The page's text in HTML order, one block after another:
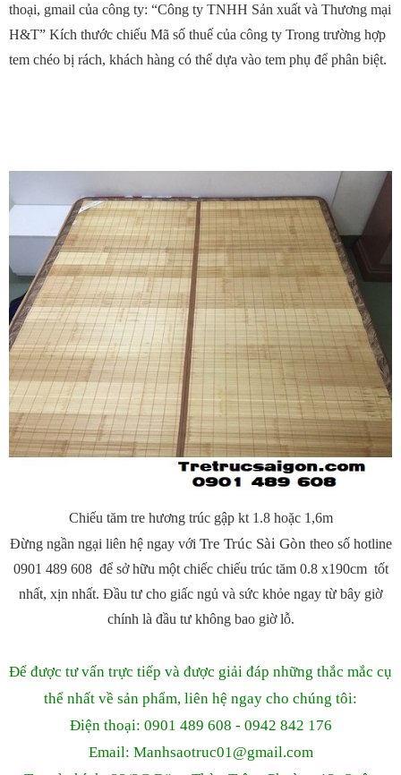
thoại, gmail của công ty: “Công ty TNHH Sản xuất và Thương mại
H&T” Kích thước chiếu Mã số thuế của công ty Trong trường hợp
tem chéo bị rách, khách hàng có thể dựa vào tem phụ để phân biệt.
Chiếu tăm tre hương trúc gập kt 1.8 hoặc 1,6m
Đừng ngần ngại liên hệ ngay với Tre Trúc Sài Gòn theo số hotline
0901 489 608 để sở hữu một chiếc chiếu trúc tăm 0.8 x190cm tốt
nhất, xịn nhất. Đầu tư cho giấc ngủ và sức khỏe ngay từ bây giờ
chính là đầu tư không bao giờ lỗ.
Để được tư vấn trực tiếp và được giải đáp những thắc mắc cụ
thể nhất về sản phẩm, liên hệ ngay cho chúng tôi:
Điện thoại: 0901 489 608 - 0942 842 176
Email: Manhsaotruc01@gmail.com